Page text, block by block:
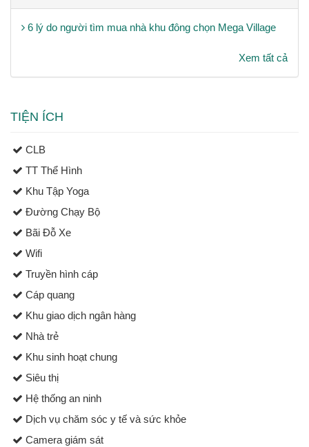
6 lý do người tìm mua nhà khu đông chọn Mega Village
Xem tất cả
TIỆN ÍCH
CLB
TT Thể Hình
Khu Tập Yoga
Đường Chạy Bộ
Bãi Đỗ Xe
Wifi
Truyền hình cáp
Cáp quang
Khu giao dịch ngân hàng
Nhà trẻ
Khu sinh hoạt chung
Siêu thị
Hệ thống an ninh
Dịch vụ chăm sóc y tế và sức khỏe
Camera giám sát